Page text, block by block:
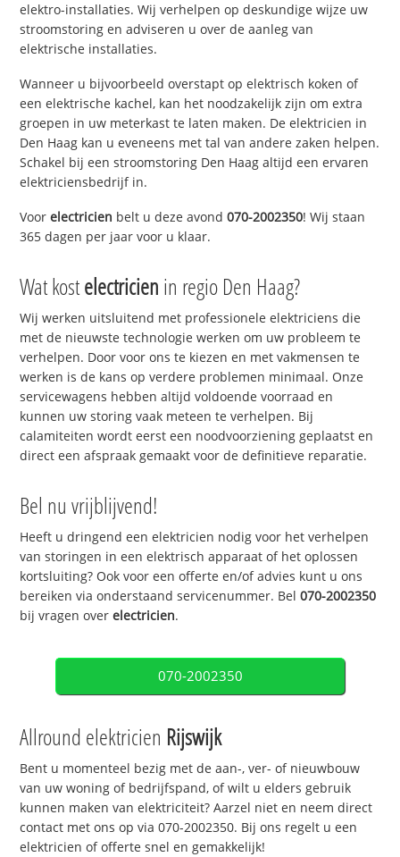
elektro-installaties. Wij verhelpen op deskundige wijze uw
stroomstoring en adviseren u over de aanleg van
elektrische installaties.
Wanneer u bijvoorbeeld overstapt op elektrisch koken of
een elektrische kachel, kan het noodzakelijk zijn om extra
groepen in uw meterkast te laten maken. De elektricien in
Den Haag kan u eveneens met tal van andere zaken helpen.
Schakel bij een stroomstoring Den Haag altijd een ervaren
elektriciensbedrijf in.
Voorelectricien belt u deze avond070-2002350! Wij staan
365 dagen per jaar voor u klaar.
Wat kostelectricien in regio Den Haag?
Wij werken uitsluitend met professionele elektriciens die
met de nieuwste technologie werken om uw probleem te
verhelpen. Door voor ons te kiezen en met vakmensen te
werken is de kans op verdere problemen minimaal. Onze
servicewagens hebben altijd voldoende voorraad en
kunnen uw storing vaak meteen te verhelpen. Bij
calamiteiten wordt eerst een noodvoorziening geplaatst en
direct een afspraak gemaakt voor de definitieve reparatie.
Bel nu vrijblijvend!
Heeft u dringend een elektricien nodig voor het verhelpen
van storingen in een elektrisch apparaat of het oplossen
kortsluiting? Ook voor een offerte en/of advies kunt u ons
bereiken via onderstaand servicenummer. Bel070-2002350
bij vragen overelectricien.
070-2002350
Allround elektricien Rijswijk
Bent u momenteel bezig met de aan-, ver- of nieuwbouw
van uw woning of bedrijfspand, of wilt u elders gebruik
kunnen maken van elektriciteit? Aarzel niet en neem direct
contact met ons op via 070-2002350. Bij ons regelt u een
elektricien of offerte snel en gemakkelijk!